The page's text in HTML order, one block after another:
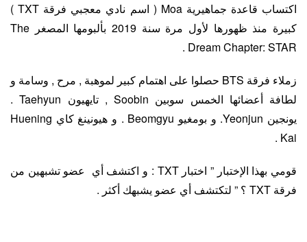
اكتساب قاعدة جماهيرية Moa ( اسم نادي معجبي فرقة TXT )
كبيرة منذ ظهورها لأول مرة سنة 2019 بألبومها المصغر The
Dream Chapter: STAR .
زملاء فرقة BTS حصلوا على اهتمام كبير لموهبة , مرح , وسامة و
لطافة أعضائها الخمس سوبين Soobin , تايهيون Taehyun .
يونجين Yeonjun. و بومغيو Beomgyu . و هيونينغ كاي Huening
Kai .
قومي بهذا الإختبار ” اختبار TXT : و اكتشف أي عضو تشبهين من
فرقة TXT ؟ ” لتكتشف أي عضو يشبهك أكثر .